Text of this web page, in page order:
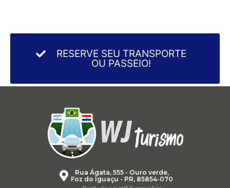
RESERVE SEU TRANSPORTE
OU PASSEIO!
Rua Ágata, 555 - Ouro verde,
Foz do Iguaçu - PR, 85854-070